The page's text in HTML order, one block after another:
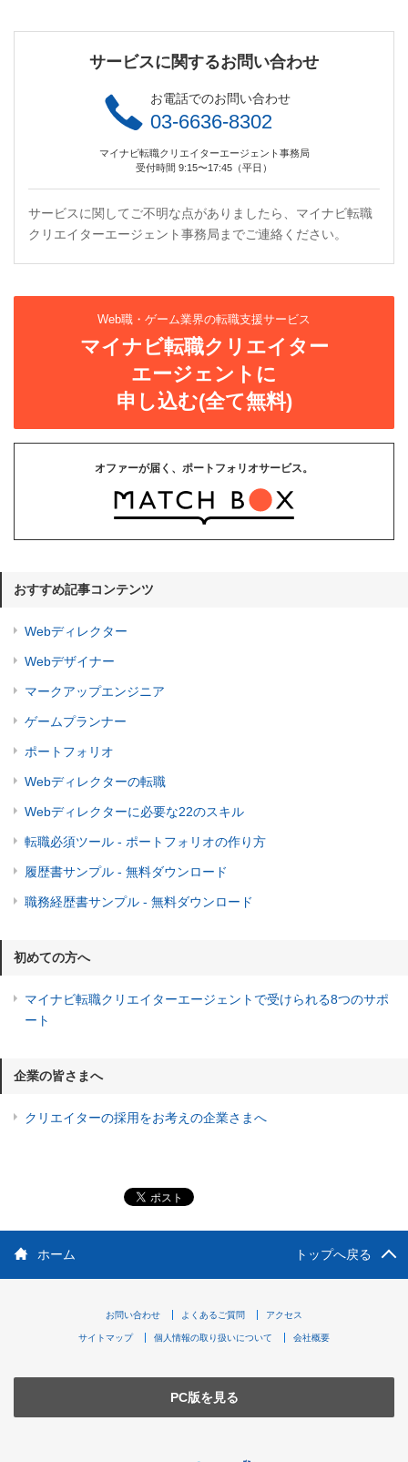
サービスに関するお問い合わせ
お電話でのお問い合わせ
03-6636-8302
マイナビ転職クリエイターエージェント事務局
受付時間 9:15〜17:45（平日）
サービスに関してご不明な点がありましたら、マイナビ転職
クリエイターエージェント事務局までご連絡ください。
Web職・ゲーム業界の転職支援サービス
マイナビ転職クリエイター
エージェントに
申し込む(全て無料)
オファーが届く、ポートフォリオサービス。
おすすめ記事コンテンツ
Webディレクター
Webデザイナー
マークアップエンジニア
ゲームプランナー
ポートフォリオ
Webディレクターの転職
Webディレクターに必要な22のスキル
転職必須ツール - ポートフォリオの作り方
履歴書サンプル - 無料ダウンロード
職務経歴書サンプル - 無料ダウンロード
初めての方へ
マイナビ転職クリエイターエージェントで受けられる8つのサポ
ート
企業の皆さまへ
クリエイターの採用をお考えの企業さまへ
ホーム トップへ戻る
お問い合わせ よくあるご質問 アクセス
サイトマップ 個人情報の取り扱いについて 会社概要
PC版を見る